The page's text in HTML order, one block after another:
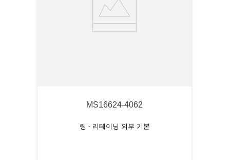
MS16624-4062
링 - 리테이닝 외부 기본